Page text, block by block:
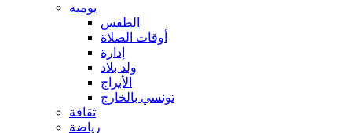
يومية
الطقس
أوقات الصلاة
إدارة
ولد بلاد
الأبراج
تونسي بالخارج
ثقافة
رياضة